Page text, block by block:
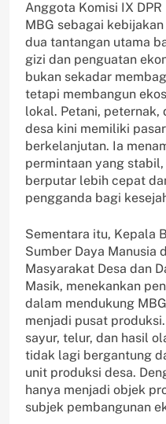
Anggota Komisi IX
MBG sebagai
dua tantangan utama
gizi dan penguatan
bukan sekadar
tetapi membangun
lokal. Petani, peternak,
desa kini memiliki
berkelanjutan. Ia
permintaan yang
berputar lebih cepat
pengganda bagi
Sementara itu, Kepala
Sumber Daya Manusia
Masyarakat Desa dan
Masik, menekankan
dalam mendukung
menjadi pusat
sayur, telur, dan hasil
tidak lagi bergantung
unit produksi desa.
hanya menjadi objek
subjek pembangunan